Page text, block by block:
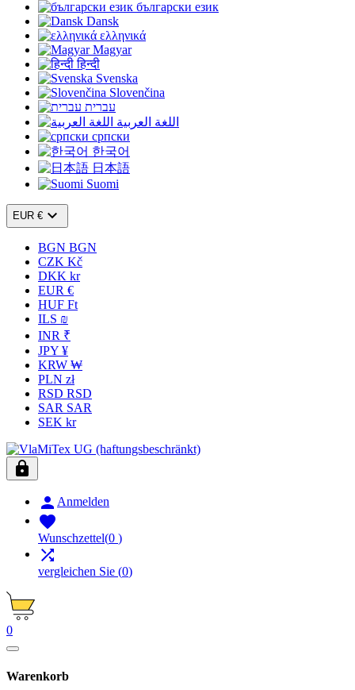
български език
Dansk
ελληνικά
Magyar
हिन्दी
Svenska
Slovenčina
עברית
اللغة العربية
српски
한국어
日本語
Suomi
EUR € 
BGN BGN
CZK Kč
DKK kr
EUR €
HUF Ft
ILS ₪
INR ₹
JPY ¥
KRW ₩
PLN zł
RSD RSD
SAR SAR
SEK kr

 Anmelden

Wunschzettel(0 )

vergleichen Sie (0)
0
Warenkorb